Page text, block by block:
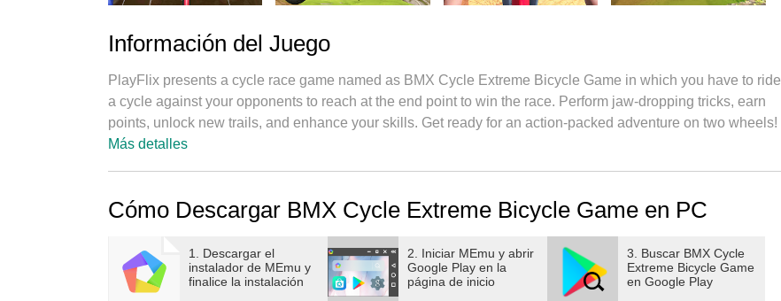
Información del Juego
PlayFlix presents a cycle race game named as BMX Cycle Extreme Bicycle Game in which you have to ride
a cycle against your opponents to reach at the end point to win the race. Perform jaw-dropping tricks, earn
points, unlock new trails, and enhance your skills. Get ready for an action-packed adventure on two wheels!
Race with your opponents
Player vs. player competitive structure
Mountain and woodland tracks
Numerous bicycle customization options
Más detalles
Cómo Descargar BMX Cycle Extreme Bicycle Game en PC
1. Descargar el
instalador de MEmu y
finalice la instalación
2. Iniciar MEmu y abrir
Google Play en la
página de inicio
3. Buscar BMX Cycle
Extreme Bicycle Game
en Google Play